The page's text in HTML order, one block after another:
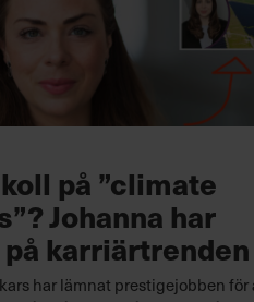
på ”climate
Johanna har
karriärtrenden
har lämnat prestigejobben för